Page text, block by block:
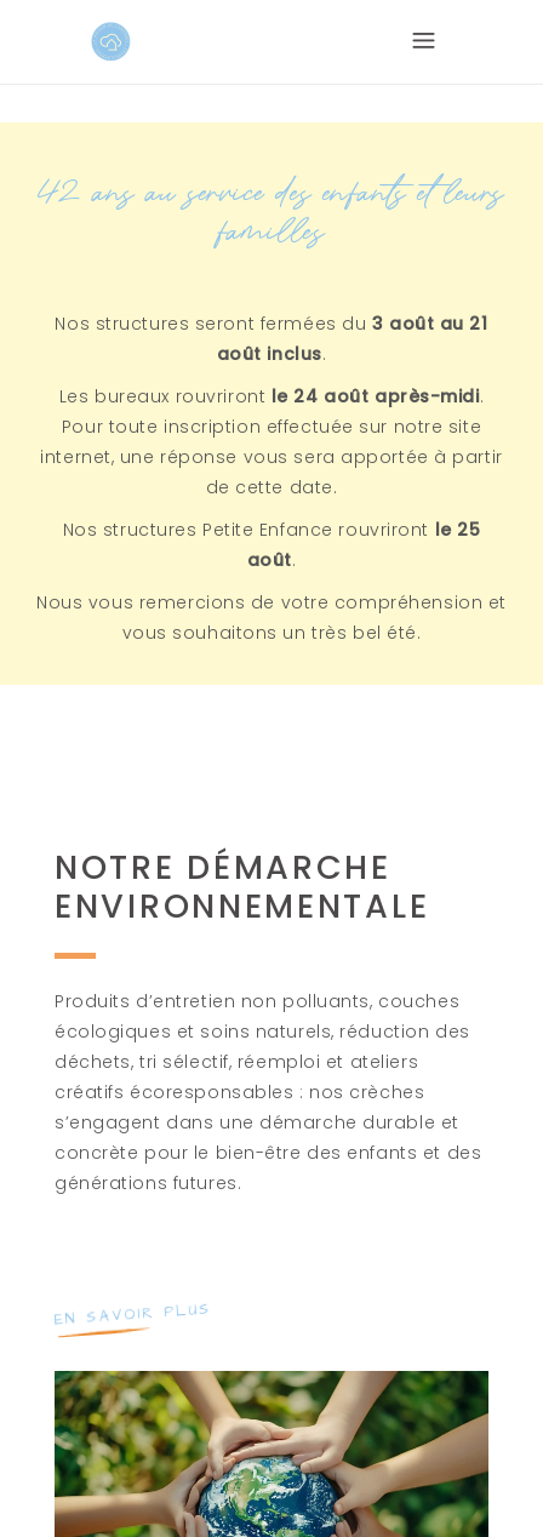
42 ans au service des enfants et leurs
familles
Nos structures seront fermées du 3 août au 21
août inclus.
Les bureaux rouvriront le 24 août après-midi.
Pour toute inscription effectuée sur notre site
internet, une réponse vous sera apportée à partir
de cette date.
Nos structures Petite Enfance rouvriront le 25
août.
Nous vous remercions de votre compréhension et
vous souhaitons un très bel été.
NOTRE DÉMARCHE
ENVIRONNEMENTALE
Produits d’entretien non polluants, couches
écologiques et soins naturels, réduction des
déchets, tri sélectif, réemploi et ateliers
créatifs écoresponsables : nos crèches
s’engagent dans une démarche durable et
concrète pour le bien-être des enfants et des
générations futures.
EN SAVOIR PLUS